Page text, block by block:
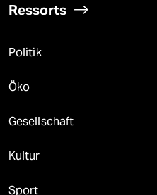
Ressorts
Politik
Öko
Gesellschaft
Kultur
Sport